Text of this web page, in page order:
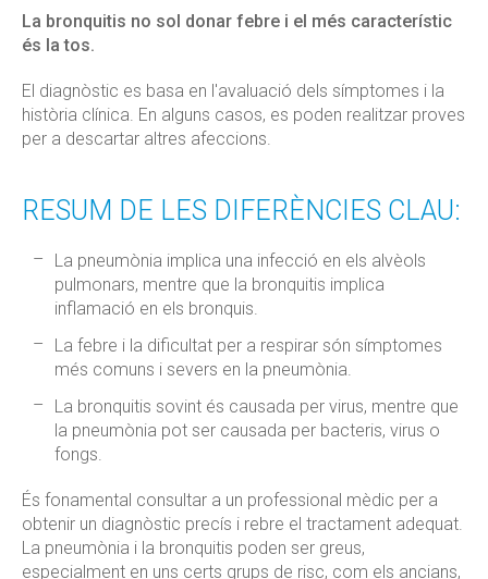
La bronquitis no sol donar febre i el més característic
és la tos.
El diagnòstic es basa en l'avaluació dels símptomes i la
història clínica. En alguns casos, es poden realitzar proves
per a descartar altres afeccions.
RESUM DE LES DIFERÈNCIES CLAU:
La pneumònia implica una infecció en els alvèols
pulmonars, mentre que la bronquitis implica
inflamació en els bronquis.
La febre i la dificultat per a respirar són símptomes
més comuns i severs en la pneumònia.
La bronquitis sovint és causada per virus, mentre que
la pneumònia pot ser causada per bacteris, virus o
fongs.
És fonamental consultar a un professional mèdic per a
obtenir un diagnòstic precís i rebre el tractament adequat.
La pneumònia i la bronquitis poden ser greus,
especialment en uns certs grups de risc, com els ancians,